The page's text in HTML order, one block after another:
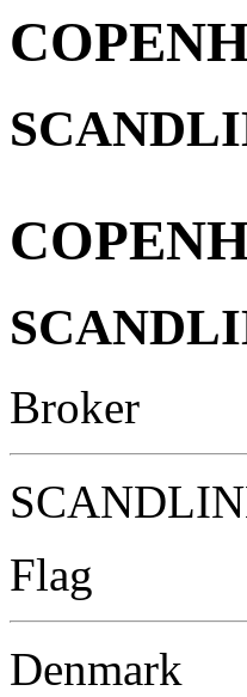
Broker
Flag
Denmark